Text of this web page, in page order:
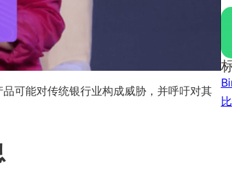
可能对传统银行业构成威胁，并呼吁对其